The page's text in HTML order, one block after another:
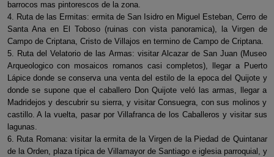
barrocos mas pintorescos de la zona.
4. Ruta de las Ermitas: ermita de San Isidro en Miguel Esteban, Cerro de
Santa Ana en El Toboso (ruinas con vista panoramica), la Virgen de
Campo de Criptana, Cristo de Villajos en termino de Campo de Criptana.
5. Ruta del Velatorio de las Armas: visitar Alcazar de San Juan (Museo
Arqueologico con mosaicos romanos casi completos), llegar a Puerto
Lápice donde se conserva una venta del estilo de la epoca del Quijote y
donde se supone que el caballero Don Quijote veló las armas, llegar a
Madridejos y descubrir su sierra, y visitar Consuegra, con sus molinos y
castillo. A la vuelta, pasar por Villafranca de los Caballeros y visitar sus
lagunas.
6. Ruta Romana: visitar la ermita de la Virgen de la Piedad de Quintanar
de la Orden, plaza típica de Villamayor de Santiago e iglesia parroquial, y